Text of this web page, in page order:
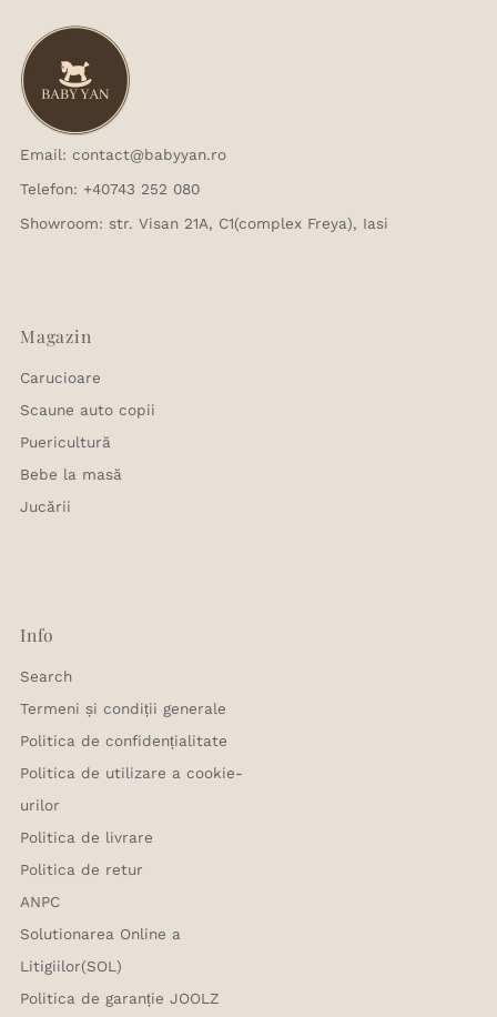
Email: contact@babyyan.ro
Telefon: +40743 252 080
Showroom: str. Visan 21A, C1(complex Freya), Iasi
Magazin
Carucioare
Scaune auto copii
Puericultură
Bebe la masă
Jucării
Info
Search
Termeni și condiții generale
Politica de confidențialitate
Politica de utilizare a cookie-
urilor
Politica de livrare
Politica de retur
ANPC
Solutionarea Online a
Litigiilor(SOL)
Politica de garanție JOOLZ